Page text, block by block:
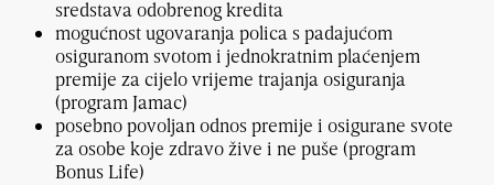
sredstava odobrenog kredita
mogućnost ugovaranja polica s padajućom
osiguranom svotom i jednokratnim plaćenjem
premije za cijelo vrijeme trajanja osiguranja
(program Jamac)
posebno povoljan odnos premije i osigurane svote
za osobe koje zdravo žive i ne puše (program
Bonus Life)